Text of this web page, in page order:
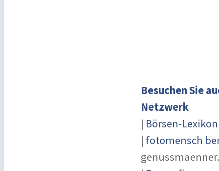
Besuchen Sie
Netzwerk
| Börsen-Lexikon
| fotomensch